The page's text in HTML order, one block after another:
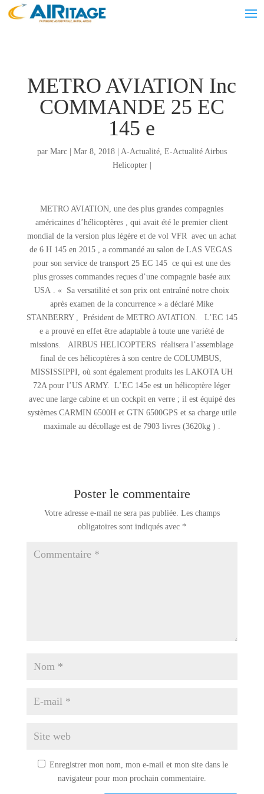
METRO AVIATION Inc
COMMANDE 25 EC
145 e
par Marc| Mar 8, 2018| A-Actualité, E-Actualité Airbus
Helicopter|
METRO AVIATION, une des plus grandes compagnies
américaines d’hélicoptères , qui avait été le premier client
mondial de la version plus légère et de vol VFR avec un achat
de 6 H 145 en 2015 , a commandé au salon de LAS VEGAS
pour son service de transport 25 EC 145 ce qui est une des
plus grosses commandes reçues d’une compagnie basée aux
USA . « Sa versatilité et son prix ont entraîné notre choix
après examen de la concurrence » a déclaré Mike
STANBERRY , Président de METRO AVIATION. L’EC 145
e a prouvé en effet être adaptable à toute une variété de
missions. AIRBUS HELICOPTERS réalisera l’assemblage
final de ces hélicoptères à son centre de COLUMBUS,
MISSISSIPPI, où sont également produits les LAKOTA UH
72A pour l’US ARMY. L’EC 145e est un hélicoptère léger
avec une large cabine et un cockpit en verre ; il est équipé des
systèmes CARMIN 6500H et GTN 6500GPS et sa charge utile
maximale au décollage est de 7903 livres (3620kg ) .
Poster le commentaire
Votre adresse e-mail ne sera pas publiée. Les champs
obligatoires sont indiqués avec *
Enregistrer mon nom, mon e-mail et mon site dans le
navigateur pour mon prochain commentaire.